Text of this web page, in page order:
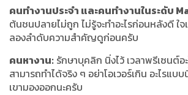
คนทำงานประจำ และคนทำงานในระดับ
ต้นชนปลายไม่ถูก ไม่รู้จะทำอะไรก่อนหลังดี ใ
ลองลำดับความสำคัญดูก่อนครับ
คนหางาน: รักษาบุคลิก นิ่งไว้ เวลาพรีเซนต์อะ
สามารถทำได้จริง ๆ อย่าโอเวอร์เกิน อะไรแ
เขามองออกนะครับ